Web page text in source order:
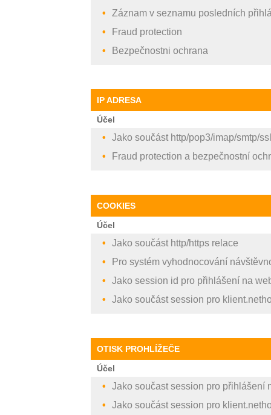
Záznam v seznamu posledních
Fraud protection
Bezpečnostni ochrana
IP ADRESA
Účel
Jako součást http/pop3/imap/smtp/
Fraud protection a bezpečnostní
COOKIES
Účel
Jako součást http/https relace
Pro systém vyhodnocování
Jako session id pro přihlášení na
Jako součást session pro
OTISK PROHLÍŽEČE
Účel
Jako součast session pro přihlášení
Jako součást session pro